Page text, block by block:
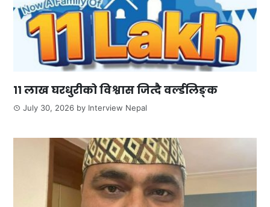
११ लाख घरधुरीको विश्वास जित्दै वर्ल्डलिङ्क
July 30, 2026 by Interview Nepal